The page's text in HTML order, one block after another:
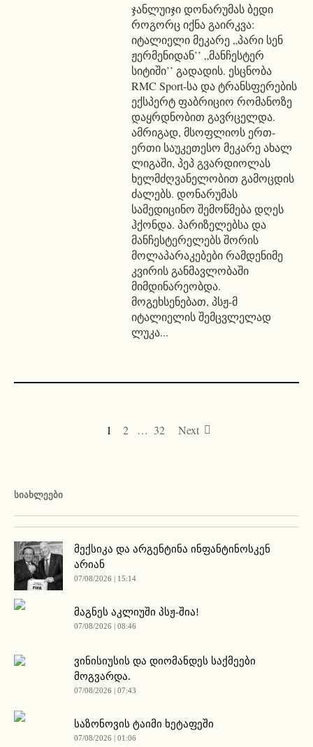
ჯანლუიჯი დონარუმას ბედი
როგორც იქნა გაირკვა:
იტალიელი მეკარე „პარი სენ
ჟერმენიდან’’ „მანჩესტერ
სიტიში’’ გადადის. ესცნობა
RMC Sport-სა და ტრანსფერების
ექსპერტ ფაბრიციო რომანოზე
დაყრდნობით გავრცელდა.
ამრიგად, მსოფლიოს ერთ-
ერთი საუკეთესო მეკარე ახალ
ლიგაში, პეპ გვარდიოლას
ხელმძღვანელობით გამოცდის
ძალებს. დონარუმას
სამედიცინო შემოწმება დღეს
ჰქონდა. პარიზელებსა და
მანჩესტერელებს შორის
მოლაპარაკებები რამდენიმე
კვირის განმავლობაში
მიმდინარეობდა.
მოგეხსენებათ, პსჟ-მ
იტალიელის შემცვლელად
ლუკა...
1 2 … 32 Next
ᲡᲘᲐᲮᲚᲔᲔᲑᲘ
მექსიკა და არგენტინა ინფანტინოსკენ
არიან
07/08/2026 | 15:14
მაგნეს აკლიუში პსჟ-შია!
07/08/2026 | 08:46
ვინისიუსის და დიომანდეს საქმეები
მოგვარდა.
07/08/2026 | 07:43
საზონოვის ტაიმი ხეტაფეში
07/08/2026 | 01:06